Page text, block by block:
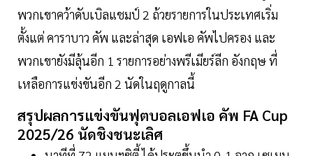
พวกเขาคว้าดับเบิลแชมป์ 2 ถ้วยรายการในประเทศเริ่ม
ตั้งแต่ คาราบาว คัพ และล่าสุด เอฟเอ คัพไปครอง และ
พวกเขายังมีลุ้นอีก 1 รายการอย่างพรีเมียร์ลีก อังกฤษ ที่
เหลือการแข่งขันอีก 2 นัดในฤดูกาลนี้
สรุปผลการแข่งขันฟุตบอลเอฟเอ คัพ FA Cup
2025/26 นัดชิงชนะเลิศ